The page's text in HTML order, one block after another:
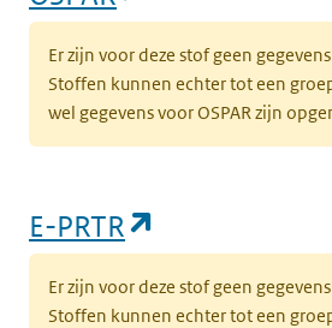
Er zijn voor deze stof geen
Stoffen kunnen echter tot een
wel gegevens voor OSPAR zijn
E-PRTR
Er zijn voor deze stof geen
Stoffen kunnen echter tot een